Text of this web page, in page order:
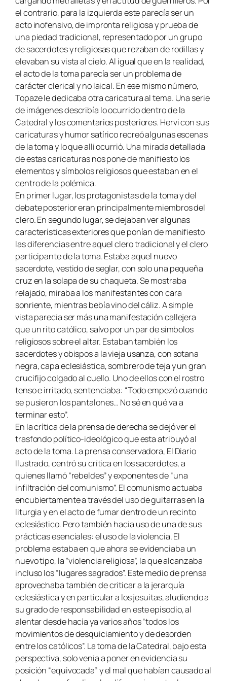
el contrario, para la izquierda este parecía ser un
acto inofensivo, de impronta religiosa y prueba de
una piedad tradicional, representado por un grupo
de sacerdotes y religiosas que rezaban de rodillas y
elevaban su vista al cielo. Al igual que en la realidad,
el acto de la toma parecía ser un problema de
carácter clerical y no laical. En ese mismo número,
Topaze le dedicaba otra caricatura al tema. Una serie
de imágenes describía lo ocurrido dentro de la
Catedral y los comentarios posteriores. Hervi con sus
caricaturas y humor satírico recreó algunas escenas
de la toma y lo que allí ocurrió. Una mirada detallada
de estas caricaturas nos pone de manifiesto los
elementos y símbolos religiosos que estaban en el
centro de la polémica.
En primer lugar, los protagonistas de la toma y del
debate posterior eran principalmente miembros del
clero. En segundo lugar, se dejaban ver algunas
características exteriores que ponían de manifiesto
las diferencias entre aquel clero tradicional y el clero
participante de la toma. Estaba aquel nuevo
sacerdote, vestido de seglar, con solo una pequeña
cruz en la solapa de su chaqueta. Se mostraba
relajado, miraba a los manifestantes con cara
sonriente, mientras bebía vino del cáliz. A simple
vista parecía ser más una manifestación callejera
que un rito católico, salvo por un par de símbolos
religiosos sobre el altar. Estaban también los
sacerdotes y obispos a la vieja usanza, con sotana
negra, capa eclesiástica, sombrero de teja y un gran
crucifijo colgado al cuello. Uno de ellos con el rostro
tenso e irritado, sentenciaba: “Todo empezó cuando
se pusieron los pantalones… No sé en qué va a
terminar esto”.
En la crítica de la prensa de derecha se dejó ver el
trasfondo político-ideológico que esta atribuyó al
acto de la toma. La prensa conservadora, El Diario
Ilustrado, centró su crítica en los sacerdotes, a
quienes llamó “rebeldes” y exponentes de “una
infiltración del comunismo”. El comunismo actuaba
encubiertamente a través del uso de guitarras en la
liturgia y en el acto de fumar dentro de un recinto
eclesiástico. Pero también hacía uso de una de sus
prácticas esenciales: el uso de la violencia. El
problema estaba en que ahora se evidenciaba un
nuevo tipo, la “violencia religiosa”, la que alcanzaba
incluso los “lugares sagrados”. Este medio de prensa
aprovechaba también de criticar a la jerarquía
eclesiástica y en particular a los jesuitas, aludiendo a
su grado de responsabilidad en este episodio, al
alentar desde hacía ya varios años “todos los
movimientos de desquiciamiento y de desorden
entre los católicos”. La toma de la Catedral, bajo esta
perspectiva, solo venía a poner en evidencia su
posición “equivocada” y el mal que habían causado al